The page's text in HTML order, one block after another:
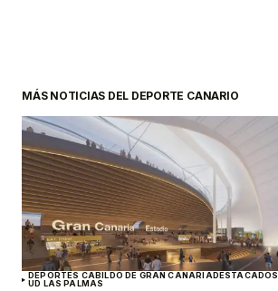
MÁS NOTICIAS DEL DEPORTE CANARIO
DEPORTES CABILDO DE GRAN CANARIADESTACADOS
UD LAS PALMAS